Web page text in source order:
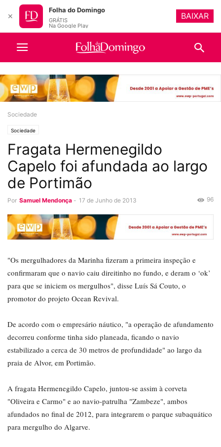
Sociedade
Sociedade
Fragata Hermenegildo
Capelo foi afundada ao largo
de Portimão
Por Samuel Mendonça - 17 de Junho de 2013 96
"Os mergulhadores da Marinha fizeram a primeira inspeção e
confirmaram que o navio caiu direitinho no fundo, e deram o ‘ok’
para que se iniciem os mergulhos", disse Luís Sá Couto, o
promotor do projeto Ocean Revival.
De acordo com o empresário náutico, "a operação de afundamento
decorreu conforme tinha sido planeada, ficando o navio
estabilizado a cerca de 30 metros de profundidade" ao largo da
praia de Alvor, em Portimão.
A fragata Hermenegildo Capelo, juntou-se assim à corveta
"Oliveira e Carmo" e ao navio-patrulha "Zambeze", ambos
afundados no final de 2012, para integrarem o parque subaquático
para mergulho do Algarve.
✕
Folha do Domingo
GRÁTIS
Na Google Play
BAIXAR